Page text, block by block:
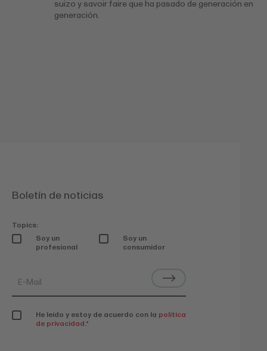
suizo y savoir faire que ha pasado de generación en
generación.
Boletín de noticias
Topics:
Soy un
profesional
Soy un
consumidor
He leído y estoy de acuerdo con la política
de privacidad.*